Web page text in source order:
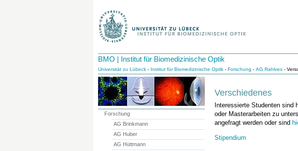
BMO | Institut für Biomedizinische Optik
Universität zu Lübeck - Institut für Biomedizinische Optik - Forschung - AG Rahlves -
Verschiedenes
Interessierte Studenten sind
oder Masterarbeiten zu
angefragt werden oder sind
Stipendium
Forschung
AG Brinkmann
AG Huber
AG Hüttmann